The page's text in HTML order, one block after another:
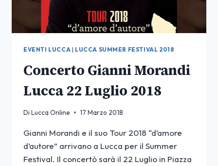
EVENTI LUCCA | LUCCA SUMMER FESTIVAL 2018
Concerto Gianni Morandi
Lucca 22 Luglio 2018
Di Lucca Online 17 Marzo 2018
Gianni Morandi e il suo Tour 2018 “d’amore
d’autore” arrivano a Lucca per il Summer
Festival. Il concertò sarà il 22 Luglio in Piazza